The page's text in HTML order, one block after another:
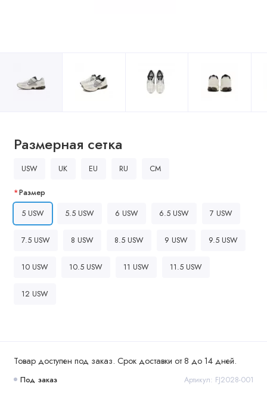
Товар доступен под заказ. Срок доставки от 8 до 14 дней.
Под заказ Артикул: FJ2028-001
Размерная сетка
USW UK EU RU CM
Размер
5 USW
5.5 USW 6 USW 6.5 USW 7 USW
7.5 USW 8 USW 8.5 USW 9 USW 9.5 USW
10 USW 10.5 USW 11 USW 11.5 USW
12 USW